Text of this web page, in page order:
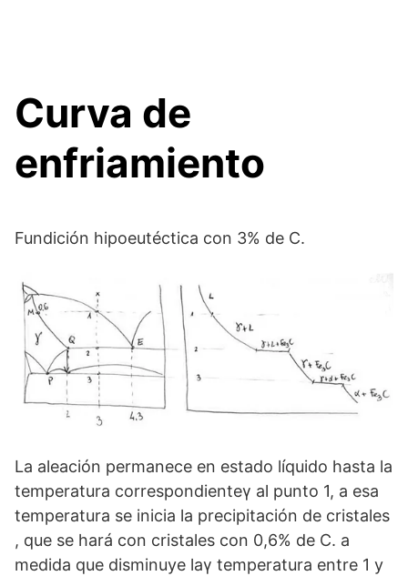
Curva de
enfriamiento
Fundición hipoeutéctica con 3% de C.
La aleación permanece en estado líquido hasta la
temperatura correspondienteγ al punto 1, a esa
temperatura se inicia la precipitación de cristales
, que se hará con cristales con 0,6% de C. a
medida que disminuye laγ temperatura entre 1 y